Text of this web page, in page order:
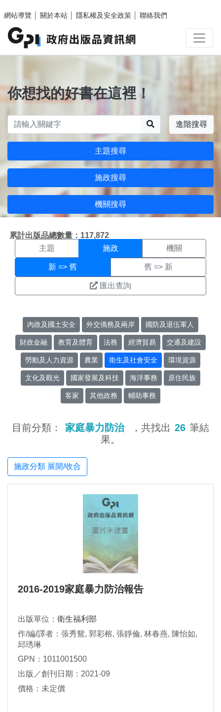
網站導覽
關於本站 隱私權及安全政策 聯絡我們
你想找的好書在這裡！
進階搜尋
主題搜尋
施政搜尋
機關搜尋
累計出版品總數量：117,872
施政搜尋結果頁面
主題 施政 機關
新 => 舊 舊 => 新
匯出查詢
內政及國土安全 外交僑務及兩岸 國防及退伍軍人
財政金融 教育及體育 法務 經濟貿易 交通及建設
勞動及人力資源 農業 衛生及社會安全 環境資源
文化及觀光 國家發展及科技 海洋事務 原住民族
客家 其他政務 輔助事務
目前分類： 家庭暴力防治 ，共找出 26 筆結
果。
施政分類 展開/收合
2016-2019家庭暴力防治報告
出版單位： 衛生福利部
作/編/譯者：張秀鴛, 郭彩榕, 張靜倫, 林春燕, 陳怡如,
邱琇琳
GPN：1011001500
出版／創刊日期：2021-09
價格：未定價